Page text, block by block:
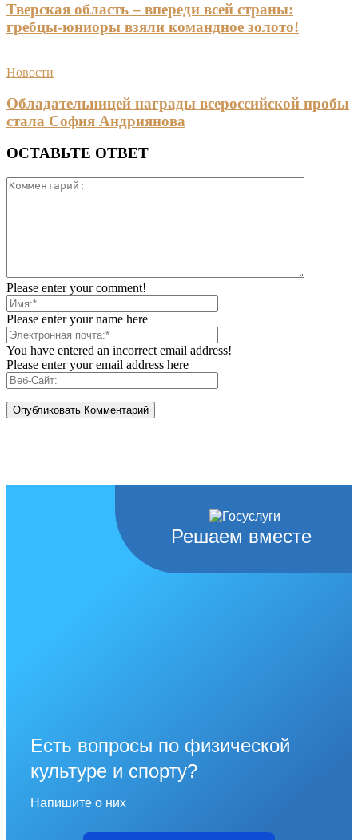
Тверская область – впереди всей страны:
гребцы-юниоры взяли командное золото!
Новости
Обладательницей награды всероссийской пробы
стала София Андриянова
ОСТАВЬТЕ ОТВЕТ
Please enter your comment!
Please enter your name here
You have entered an incorrect email address!
Please enter your email address here
Решаем вместе
Есть вопросы по физической
культуре и спорту?
Напишите о них